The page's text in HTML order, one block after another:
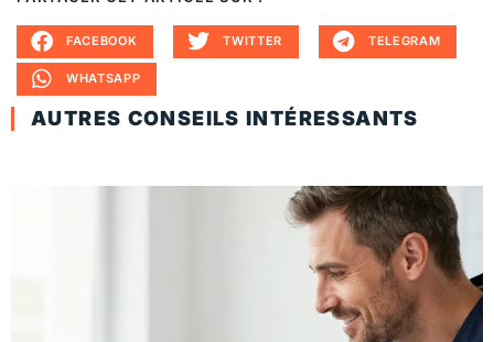
FACEBOOK TWITTER TELEGRAM
WHATSAPP
AUTRES CONSEILS INTÉRESSANTS